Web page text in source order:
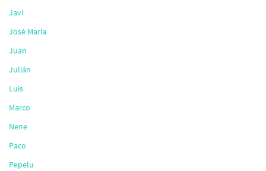
Javi
José María
Juan
Julián
Luis
Marco
Nene
Paco
Pepelu